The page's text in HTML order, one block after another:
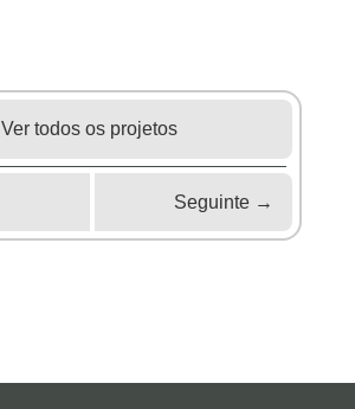
Ver todos os projetos
Seguinte →